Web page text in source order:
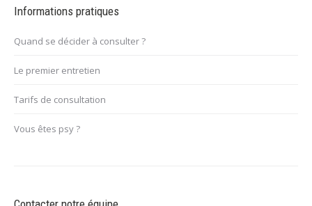
Informations pratiques
Quand se décider à consulter ?
Le premier entretien
Tarifs de consultation
Vous êtes psy ?